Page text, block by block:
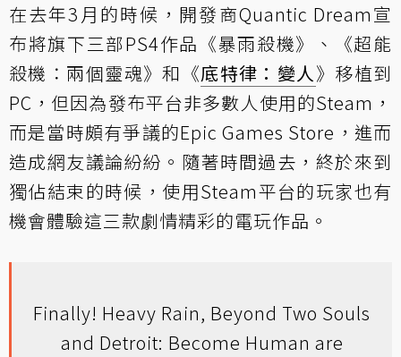
在去年3月的時候，開發商Quantic Dream宣
布將旗下三部PS4作品《暴雨殺機》、《超能
殺機：兩個靈魂》和《底特律：變人》移植到
PC，但因為發布平台非多數人使用的Steam，
而是當時頗有爭議的Epic Games Store，進而
造成網友議論紛紛。隨著時間過去，終於來到
獨佔結束的時候，使用Steam平台的玩家也有
機會體驗這三款劇情精彩的電玩作品。
Finally! Heavy Rain, Beyond Two Souls
and Detroit: Become Human are